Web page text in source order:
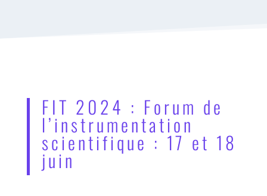
FIT 2024 : Forum de
l’instrumentation
scientifique : 17 et 18
juin